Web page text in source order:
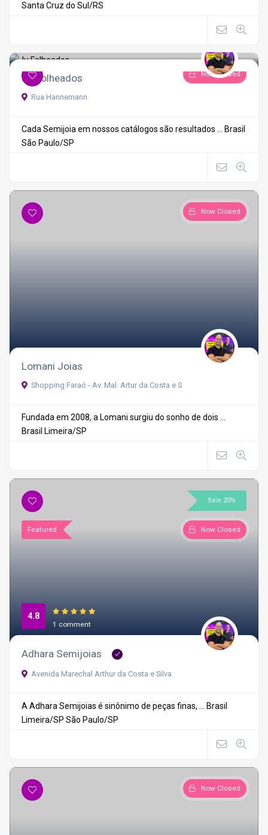
Santa Cruz do Sul/RS
Now Closed
Ju Folheados
Rua Hannemann
Cada Semijoia em nossos catálogos são resultados ...
Brasil
São Paulo/SP
Now Closed
Lomani Joias
Shopping Faraó - Av. Mal. Artur da Costa e S
Fundada em 2008, a Lomani surgiu do sonho de dois ...
Brasil Limeira/SP
Featured
Sale 20%
Now Closed
4.8
1 comment
Adhara Semijoias
Avenida Marechal Arthur da Costa e Silva
A Adhara Semijoias é sinônimo de peças finas, ... Brasil
Limeira/SP São Paulo/SP
Now Closed